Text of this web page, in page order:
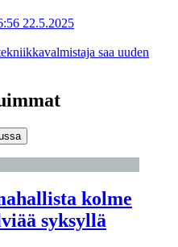
22.5.2025
saa uuden
kolme
syksyllä